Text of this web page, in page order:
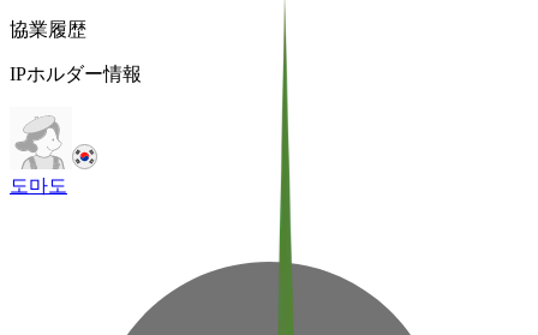
協業履歴
IPホルダー情報
도마도